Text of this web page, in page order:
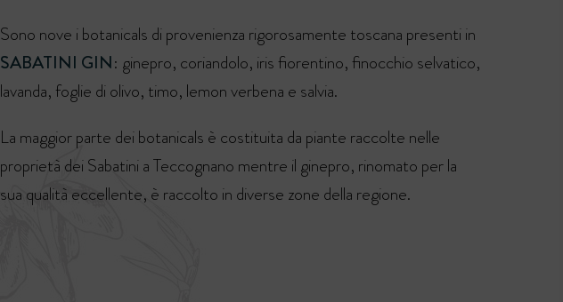
Sono nove i botanicals di provenienza rigorosamente toscana presenti in
SABATINI GIN: ginepro, coriandolo, iris fiorentino, finocchio selvatico,
lavanda, foglie di olivo, timo, lemon verbena e salvia.
La maggior parte dei botanicals è costituita da piante raccolte nelle
proprietà dei Sabatini a Teccognano mentre il ginepro, rinomato per la
sua qualità eccellente, è raccolto in diverse zone della regione.